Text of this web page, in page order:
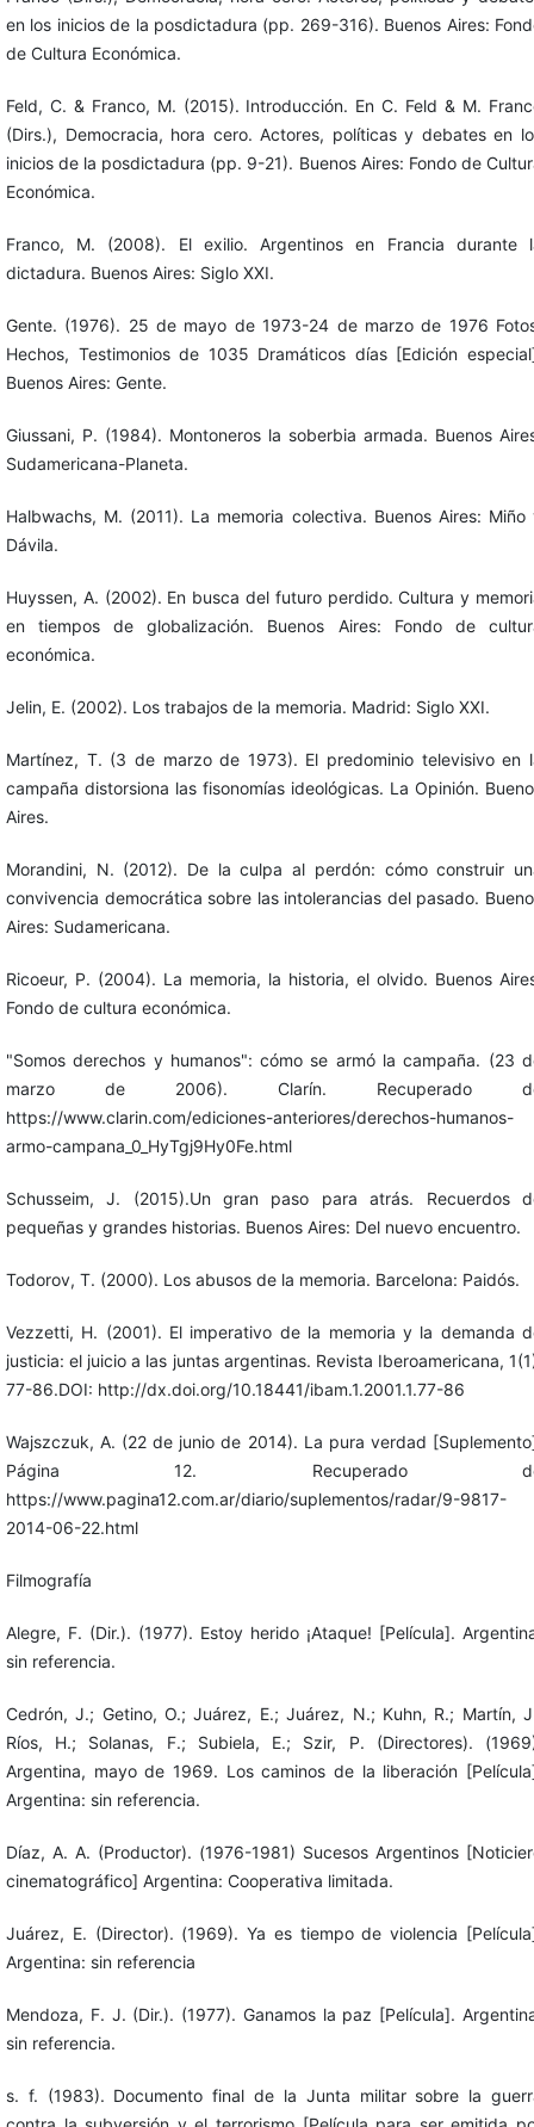
en los inicios de la posdictadura (pp. 269-316). Buenos Aires:
de Cultura Económica.
Feld, C. & Franco, M. (2015). Introducción. En C. Feld & M.
(Dirs.), Democracia, hora cero. Actores, políticas y debates en
inicios de la posdictadura (pp. 9-21). Buenos Aires: Fondo de
Económica.
Franco, M. (2008). El exilio. Argentinos en Francia durante
dictadura. Buenos Aires: Siglo XXI.
Gente. (1976). 25 de mayo de 1973-24 de marzo de 1976
Hechos, Testimonios de 1035 Dramáticos días [Edición
Buenos Aires: Gente.
Giussani, P. (1984). Montoneros la soberbia armada. Buenos
Sudamericana-Planeta.
Halbwachs, M. (2011). La memoria colectiva. Buenos Aires: Miño
Dávila.
Huyssen, A. (2002). En busca del futuro perdido. Cultura y
en tiempos de globalización. Buenos Aires: Fondo de
económica.
Jelin, E. (2002). Los trabajos de la memoria. Madrid: Siglo XXI.
Martínez, T. (3 de marzo de 1973). El predominio televisivo en
campaña distorsiona las fisonomías ideológicas. La Opinión.
Aires.
Morandini, N. (2012). De la culpa al perdón: cómo construir
convivencia democrática sobre las intolerancias del pasado.
Aires: Sudamericana.
Ricoeur, P. (2004). La memoria, la historia, el olvido. Buenos
Fondo de cultura económica.
"Somos derechos y humanos": cómo se armó la campaña. (23
marzo de 2006). Clarín. Recuperado
https://www.clarin.com/ediciones-anteriores/derechos-humanos-
armo-campana_0_HyTgj9Hy0Fe.html
Schusseim, J. (2015).Un gran paso para atrás. Recuerdos
pequeñas y grandes historias. Buenos Aires: Del nuevo encuentro.
Todorov, T. (2000). Los abusos de la memoria. Barcelona: Paidós.
Vezzetti, H. (2001). El imperativo de la memoria y la demanda
justicia: el juicio a las juntas argentinas. Revista Iberoamericana,
77-86.DOI: http://dx.doi.org/10.18441/ibam.1.2001.1.77-86
Wajszczuk, A. (22 de junio de 2014). La pura verdad
Página 12. Recuperado
https://www.pagina12.com.ar/diario/suplementos/radar/9-9817-
2014-06-22.html
Filmografía
Alegre, F. (Dir.). (1977). Estoy herido ¡Ataque! [Película].
sin referencia.
Cedrón, J.; Getino, O.; Juárez, E.; Juárez, N.; Kuhn, R.; Martín,
Ríos, H.; Solanas, F.; Subiela, E.; Szir, P. (Directores).
Argentina, mayo de 1969. Los caminos de la liberación
Argentina: sin referencia.
Díaz, A. A. (Productor). (1976-1981) Sucesos Argentinos
cinematográfico] Argentina: Cooperativa limitada.
Juárez, E. (Director). (1969). Ya es tiempo de violencia
Argentina: sin referencia
Mendoza, F. J. (Dir.). (1977). Ganamos la paz [Película].
sin referencia.
s. f. (1983). Documento final de la Junta militar sobre la